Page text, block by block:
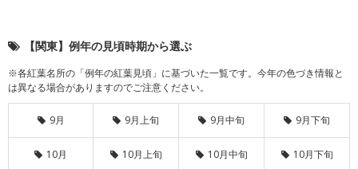
【関東】例年の見頃時期から選ぶ
※各紅葉名所の「例年の紅葉見頃」に基づいた一覧です。今年の色づき情報と
は異なる場合がありますのでご注意ください。
9月 9月上旬 9月中旬 9月下旬
10月 10月上旬 10月中旬 10月下旬